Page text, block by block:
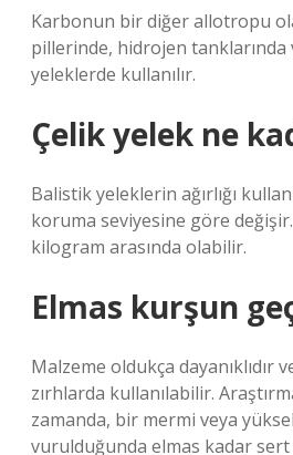
Karbonun bir diğer allotropu
pillerinde, hidrojen
yeleklerde kullanılır.
Çelik yelek ne
Balistik yeleklerin ağırlığı
koruma seviyesine göre
kilogram arasında olabilir.
Elmas kurşun
Malzeme oldukça dayanıklıdır
zırhlarda kullanılabilir.
zamanda, bir mermi veya
vurulduğunda elmas kadar